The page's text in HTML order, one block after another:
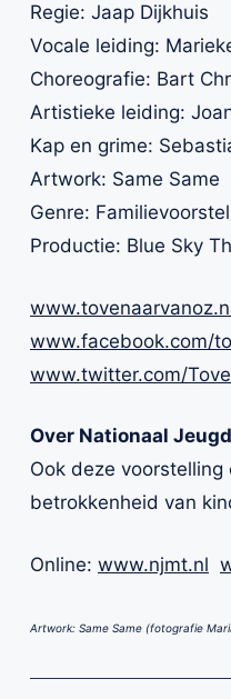
Regie: Jaap Dijkhuis
Vocale leiding:
Choreografie: Bart
Artistieke leiding:
Kap en grime:
Artwork: Same Same
Genre:
Productie: Blue Sky
www.facebook.com/
www.twitter.com/
Over Nationaal
Ook deze
betrokkenheid van
Online: www.njmt.nl
Artwork: Same Same (fotografie